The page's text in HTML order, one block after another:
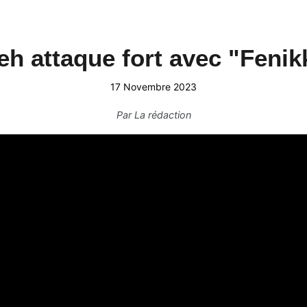
attaque fort avec
17 Novembre 2023
ParLa rédaction